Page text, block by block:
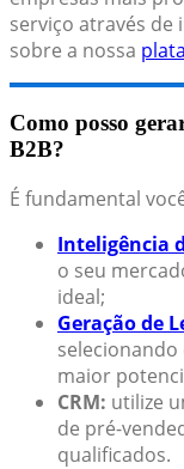
serviço através de
sobre a nossa
Como posso
B2B?
É fundamental
Inteligência
o seu
ideal;
Geração de
maior
CRM: utilize
de pré-
qualificados.